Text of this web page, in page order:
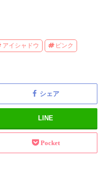
アイシャドウ
ピンク
シェア
LINE
Pocket